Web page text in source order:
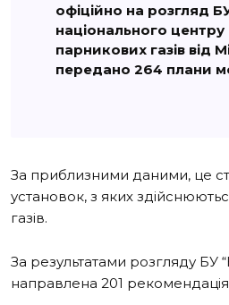
офіційно на розгляд
національного центру
парникових газів від
передано 264 плани
За приблизними даними, це
установок, з яких
газів.
За результатами розгляду БУ
направлена 201 рекомендація